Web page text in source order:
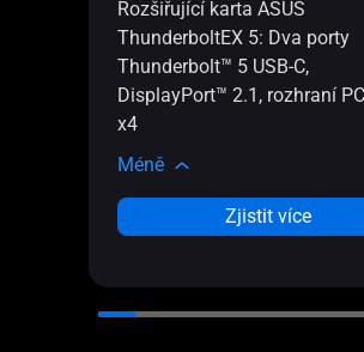
Rozšiřující karta ASUS
ThunderboltEX 5: Dva porty
Thunderbolt™ 5 USB-C,
DisplayPort™ 2.1, rozhraní
x4
Méně
Zjistit více